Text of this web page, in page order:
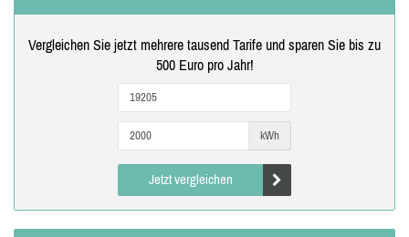
Vergleichen Sie jetzt mehrere tausend Tarife und sparen Sie bis zu
500 Euro pro Jahr!
kWh
Jetzt vergleichen